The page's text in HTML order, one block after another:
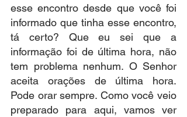
esse encontro desde que você foi
informado que tinha esse encontro,
tá certo? Que eu sei que a
informação foi de última hora, não
tem problema nenhum. O Senhor
aceita orações de última hora.
Pode orar sempre. Como você veio
preparado para aqui, vamos ver